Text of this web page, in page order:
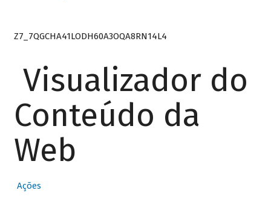
Z7_7QGCHA41LODH60A3OQA8RN14L4
Visualizador do
Conteúdo da
Web
Ações